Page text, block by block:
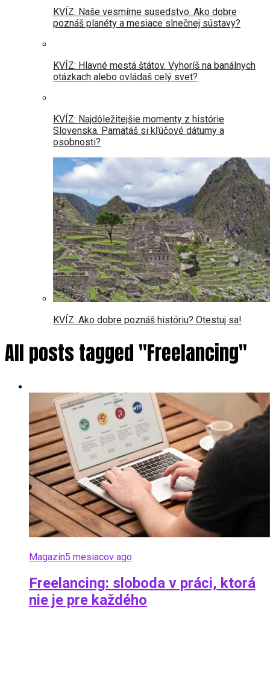
KVÍZ: Naše vesmírne susedstvo. Ako dobre
poznáš planéty a mesiace slnečnej sústavy?
KVÍZ: Hlavné mestá štátov. Vyhoríš na banálnych
otázkach alebo ovládaš celý svet?
KVÍZ: Najdôležitejšie momenty z histórie
Slovenska. Pamätáš si kľúčové dátumy a
osobnosti?
KVÍZ: Ako dobre poznáš históriu? Otestuj sa!
All posts tagged "Freelancing"
Magazín5 mesiacov ago
Freelancing: sloboda v práci, ktorá
nie je pre každého